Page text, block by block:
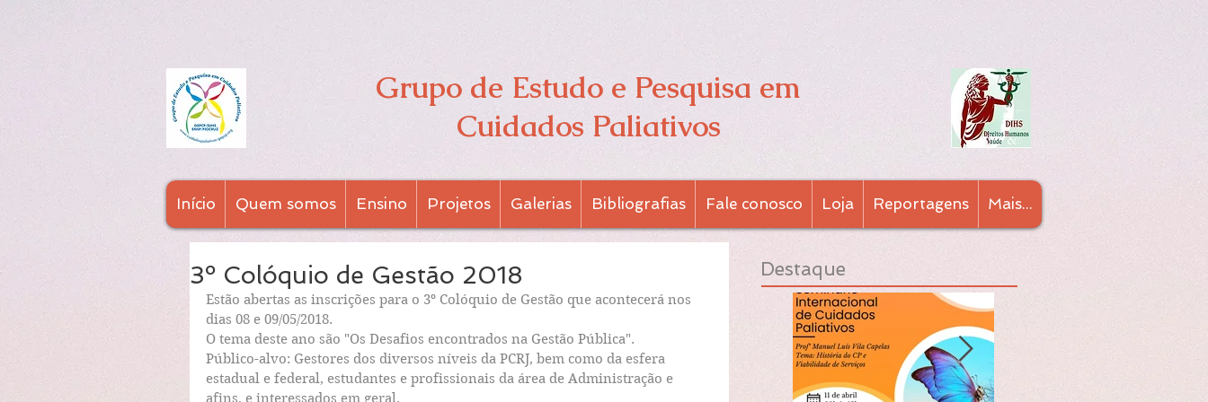
Grupo de Estudo e Pesquisa em
Cuidados Paliativos
Início Quem somos Ensino Projetos Galerias Bibliografias Fale conosco Loja Reportagens Mais...
3º Colóquio de Gestão 2018
Estão abertas as inscrições para o 3º Colóquio de Gestão que acontecerá nos
dias 08 e 09/05/2018.
O tema deste ano são "Os Desafios encontrados na Gestão Pública".
Público-alvo: Gestores dos diversos níveis da PCRJ, bem como da esfera
estadual e federal, estudantes e profissionais da área de Administração e
afins, e interessados em geral.
Destaque